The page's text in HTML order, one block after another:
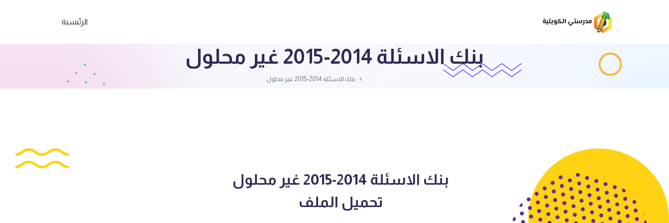
الرئيسية
بنك الاسئلة 2014-2015 غير محلول
بنك الاسئلة 2014-2015 غير محلول
بنك الاسئلة 2014-2015 غير محلول
تحميل الملف